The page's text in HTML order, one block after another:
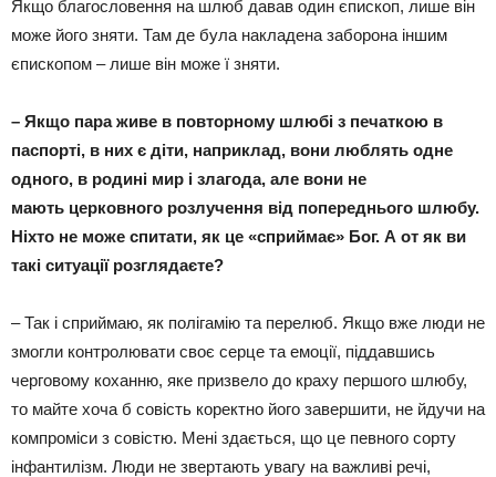
Якщо благословення на шлюб давав один єпископ, лише він
може його зняти. Там де була накладена заборона іншим
єпископом – лише він може ї зняти.
– Якщо пара живе в повторному шлюбі з печаткою в
паспорті, в них є діти, наприклад, вони люблять одне
одного, в родині мир і злагода, але вони не
мають церковного розлучення від попереднього шлюбу.
Ніхто не може спитати, як це «сприймає» Бог. А от як ви
такі ситуації розглядаєте?
– Так і сприймаю, як полігамію та перелюб. Якщо вже люди не
змогли контролювати своє серце та емоції, піддавшись
черговому коханню, яке призвело до краху першого шлюбу,
то майте хоча б совість коректно його завершити, не йдучи на
компроміси з совістю. Мені здається, що це певного сорту
інфантилізм. Люди не звертають увагу на важливі речі,